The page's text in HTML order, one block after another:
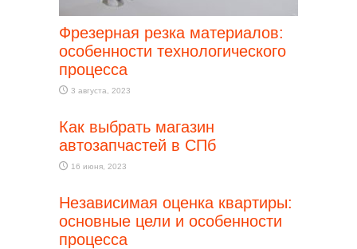
Фрезерная резка материалов:
особенности технологического
процесса
3 августа, 2023
Как выбрать магазин
автозапчастей в СПб
16 июня, 2023
Независимая оценка квартиры:
основные цели и особенности
процесса